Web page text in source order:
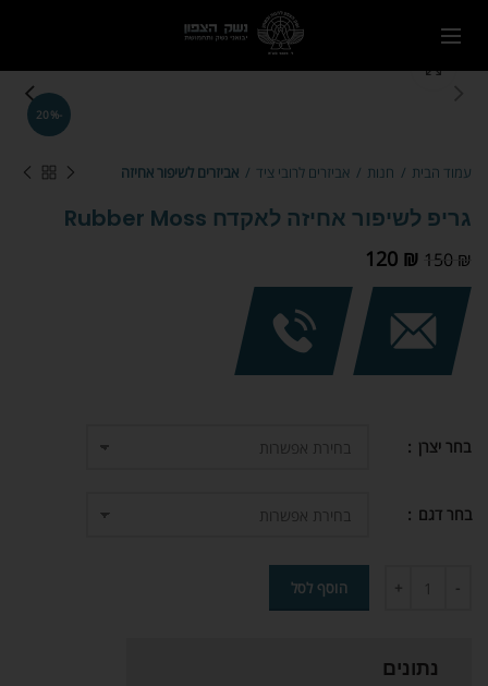
-20%
Click to enlarge
עמוד הבית חנות אביזרים לרובי ציד אביזרים לשיפור אחיזה
גריפ לשיפור אחיזה לאקדח Rubber Moss
150 ₪
120 ₪
בחר יצרן
בחר דגם
הוסף לסל
נתונים